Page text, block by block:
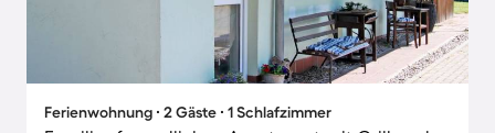
Ferienwohnung ∙ 2 Gäste ∙ 1 Schlafzimmer